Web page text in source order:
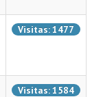
Visitas: 1477
Visitas: 1584